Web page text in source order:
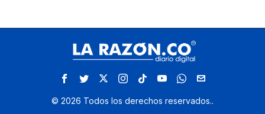
© 2026 Todos los derechos reservados..